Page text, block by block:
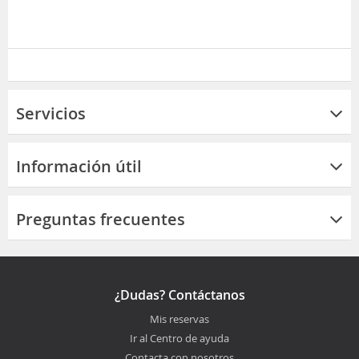
Servicios
Información útil
Preguntas frecuentes
¿Dudas? Contáctanos
Mis reservas
Ir al Centro de ayuda